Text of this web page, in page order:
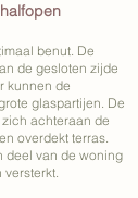
benut. De
de gesloten zijde
kunnen de
glaspartijen. De
achteraan de
overdekt terras.
deel van de woning